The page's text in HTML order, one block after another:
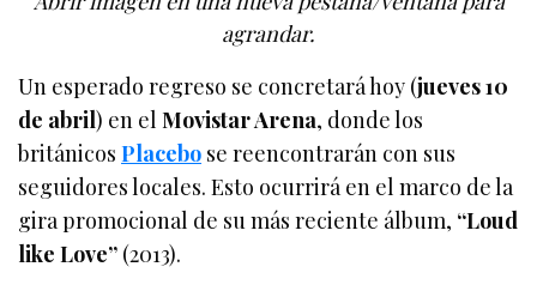
agrandar.
Un esperado regreso se concretará hoy (jueves 10
de abril) en elMovistar Arena, donde los
británicosPlacebo se reencontrarán con sus
seguidores locales. Esto ocurrirá en el marco de la
gira promocional de su más reciente álbum, “Loud
like Love” (2013).